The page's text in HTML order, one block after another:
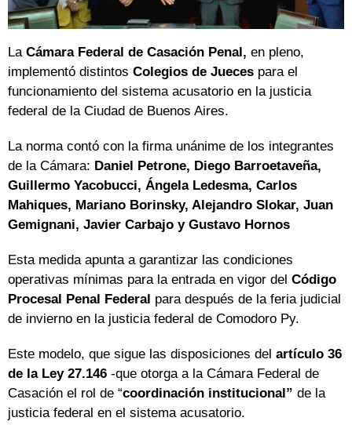
La Cámara Federal de Casación Penal, en pleno,
implementó distintos Colegios de Jueces para el
funcionamiento del sistema acusatorio en la justicia
federal de la Ciudad de Buenos Aires.
La norma contó con la firma unánime de los integrantes
de la Cámara: Daniel Petrone, Diego Barroetaveña,
Guillermo Yacobucci, Ángela Ledesma, Carlos
Mahiques, Mariano Borinsky, Alejandro Slokar, Juan
Gemignani, Javier Carbajo y Gustavo Hornos
Esta medida apunta a garantizar las condiciones
operativas mínimas para la entrada en vigor del Código
Procesal Penal Federal para después de la feria judicial
de invierno en la justicia federal de Comodoro Py.
Este modelo, que sigue las disposiciones del artículo 36
de la Ley 27.146 -que otorga a la Cámara Federal de
Casación el rol de “coordinación institucional” de la
justicia federal en el sistema acusatorio.